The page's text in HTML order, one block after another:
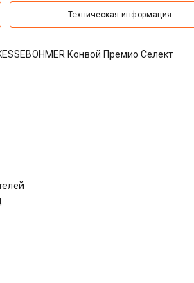
Техническая информация
Конвой Премио Селект